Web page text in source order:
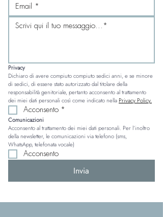
Privacy
Dichiaro di avere compiuto compiuto sedici anni, e se minore
di sedici, di essere stato autorizzato dal titolare della
responsabilità genitoriale, pertanto acconsento al trattamento
dei miei dati personali così come indicato nella Privacy Policy.
Acconsento *
Comunicazioni
Acconsento al trattamento dei miei dati personali. Per l’inoltro
della newsletter, le comunicazioni via telefono (sms,
WhatsApp, telefonata vocale)
Acconsento
Invia